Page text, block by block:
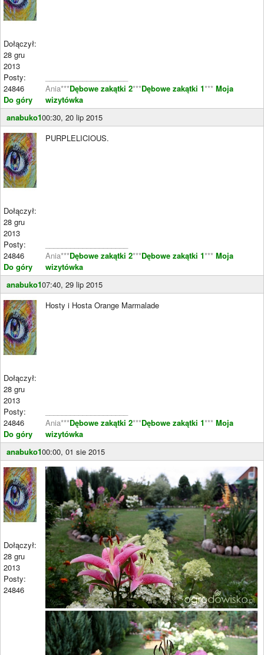
Dołączył:
28 gru
2013
Posty:
24846
Do góry
Ania***Dębowe zakątki 2***Dębowe zakątki 1*** Moja
wizytówka
anabuko100:30, 20 lip 2015
Dołączył:
28 gru
2013
Posty:
24846
Do góry
PURPLELICIOUS.
Ania***Dębowe zakątki 2***Dębowe zakątki 1*** Moja
wizytówka
anabuko107:40, 29 lip 2015
Dołączył:
28 gru
2013
Posty:
24846
Do góry
Hosty i Hosta Orange Marmalade
Ania***Dębowe zakątki 2***Dębowe zakątki 1*** Moja
wizytówka
anabuko100:00, 01 sie 2015
Dołączył:
28 gru
2013
Posty:
24846